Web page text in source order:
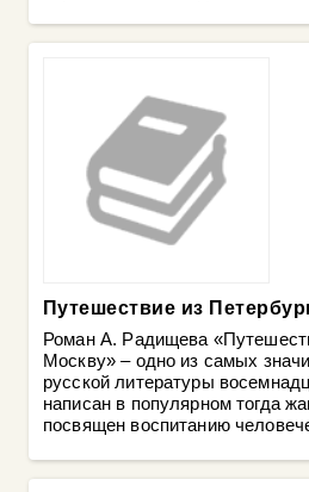
Путешествие из
Роман А. Радищева
Москву» – одно из самых
русской литературы
написан в популярном тогда
посвящен воспитанию